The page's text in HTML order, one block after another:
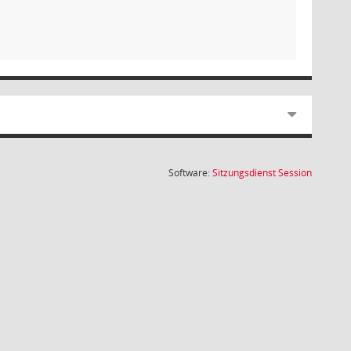
Software:SitzungsdienstSession(Wird in